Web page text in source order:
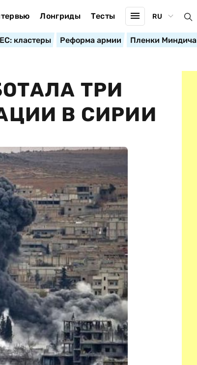
Лонгриды Тесты RU
кластеры Реформа армии Пленки Миндича
ТРИ
В СИРИИ